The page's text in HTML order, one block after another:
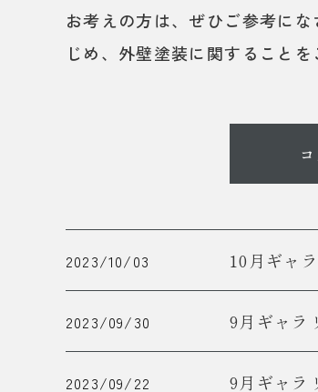
お考えの方は、ぜひご参考に
じめ、外壁塗装に関すること
2023/10/03 10月ギャ
2023/09/30 9月ギャラ
2023/09/22 9月ギャラ